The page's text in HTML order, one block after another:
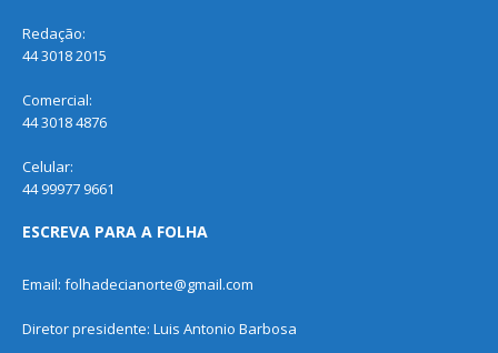
Redação:
44 3018 2015
Comercial:
44 3018 4876
Celular:
44 99977 9661
ESCREVA PARA A FOLHA
Email: folhadecianorte@gmail.com
Diretor presidente: Luis Antonio Barbosa